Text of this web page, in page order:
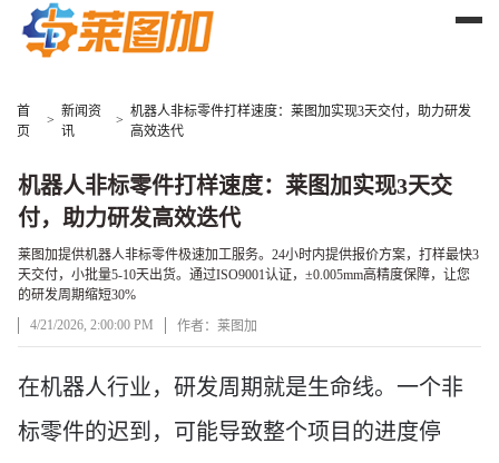
首
页
>
新闻资
讯
>
机器人非标零件打样速度：莱图加实现3天交付，助力研发
高效迭代
机器人非标零件打样速度：莱图加实现3天交
付，助力研发高效迭代
莱图加提供机器人非标零件极速加工服务。24小时内提供报价方案，打样最快3
天交付，小批量5-10天出货。通过ISO9001认证，±0.005mm高精度保障，让您
的研发周期缩短30%
4/21/2026, 2:00:00 PM
作者：莱图加
文章正文
在机器人行业，研发周期就是生命线。一个非
标零件的迟到，可能导致整个项目的进度停